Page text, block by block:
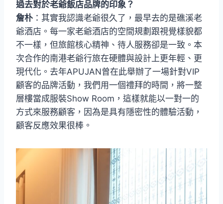
過去對於老爺飯店品牌的印象？
詹朴 ：其實我認識老爺很久了，最早去的是礁溪老
爺酒店。每一家老爺酒店的空間規劃跟視覺樣貌都
不一樣，但旅館核心精神、待人服務卻是一致。本
次合作的南港老爺行旅在硬體與設計上更年輕、更
現代化。去年APUJAN曾在此舉辦了一場針對VIP
顧客的品牌活動，我們用一個禮拜的時間，將一整
層樓當成服裝Show Room，這樣就能以一對一的
方式來服務顧客，因為是具有隱密性的體驗活動，
顧客反應效果很棒。